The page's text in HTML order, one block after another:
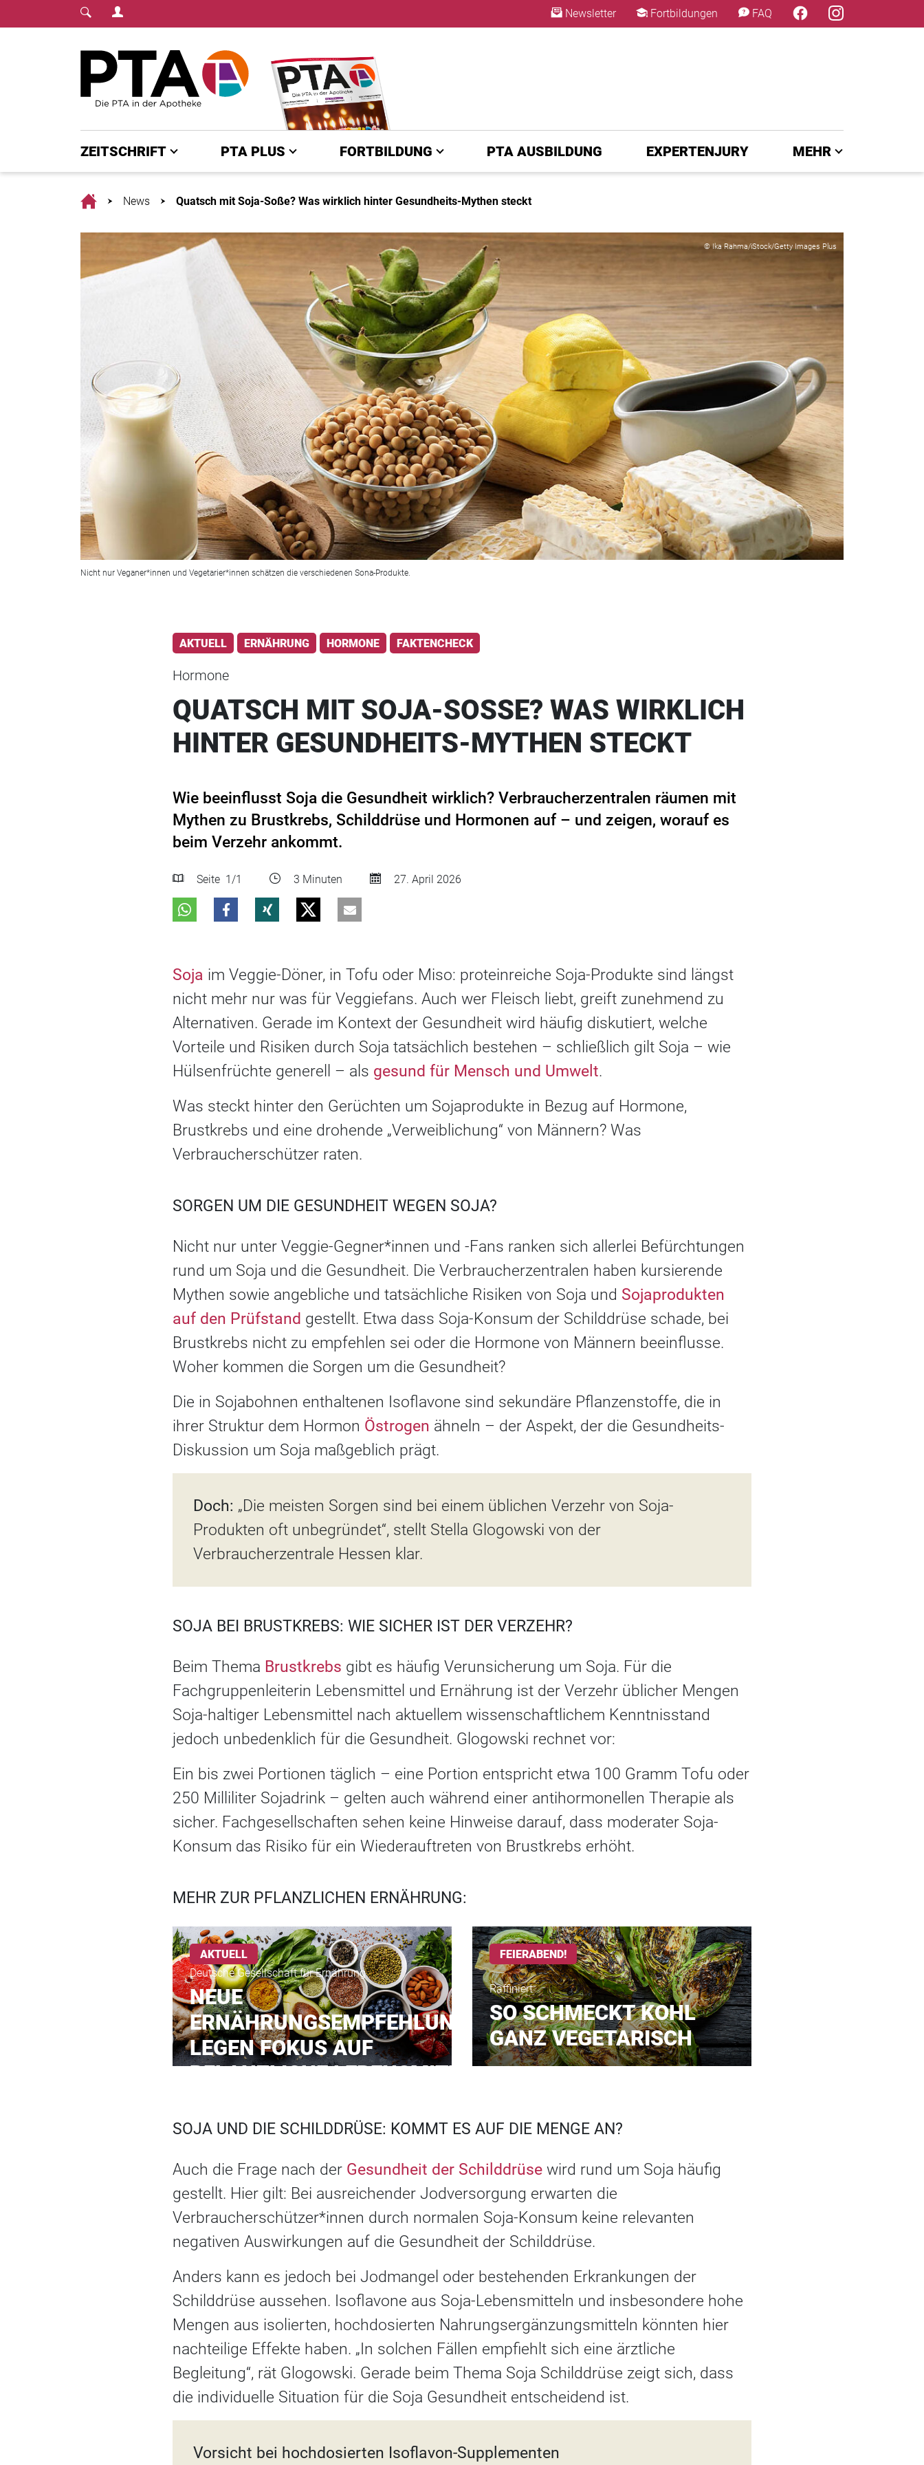
Login Menu Newsletter Fortbildungen FAQ
ZEITSCHRIFT PTA PLUS FORTBILDUNG PTA AUSBILDUNG EXPERTENJURY MEHR
HomeNews Quatsch mit Soja-Soße? Was wirklich hinter Gesundheits-Mythen steckt
© Ika Rahma/iStock/Getty Images Plus
Nicht nur Veganer*innen und Vegetarier*innen schätzen die verschiedenen Sona-Produkte.
AKTUELL ERNÄHRUNG HORMONE FAKTENCHECK
Hormone
QUATSCH MIT SOJA-SOSSE? WAS WIRKLICH
HINTER GESUNDHEITS-MYTHEN STECKT
Wie beeinflusst Soja die Gesundheit wirklich? Verbraucherzentralen räumen mit
Mythen zu Brustkrebs, Schilddrüse und Hormonen auf – und zeigen, worauf es
beim Verzehr ankommt.
Seite 1 /1 3 Minuten 27. April 2026
Soja im Veggie-Döner, in Tofu oder Miso: proteinreiche Soja-Produkte sind längst
nicht mehr nur was für Veggiefans. Auch wer Fleisch liebt, greift zunehmend zu
Alternativen. Gerade im Kontext der Gesundheit wird häufig diskutiert, welche
Vorteile und Risiken durch Soja tatsächlich bestehen – schließlich gilt Soja – wie
Hülsenfrüchte generell – als gesund für Mensch und Umwelt.
Was steckt hinter den Gerüchten um Sojaprodukte in Bezug auf Hormone,
Brustkrebs und eine drohende „Verweiblichung“ von Männern? Was
Verbraucherschützer raten.
SORGEN UM DIE GESUNDHEIT WEGEN SOJA?
Nicht nur unter Veggie-Gegner*innen und -Fans ranken sich allerlei Befürchtungen
rund um Soja und die Gesundheit. Die Verbraucherzentralen haben kursierende
Mythen sowie angebliche und tatsächliche Risiken von Soja und Sojaprodukten
auf den Prüfstand gestellt. Etwa dass Soja-Konsum der Schilddrüse schade, bei
Brustkrebs nicht zu empfehlen sei oder die Hormone von Männern beeinflusse.
Woher kommen die Sorgen um die Gesundheit?
Die in Sojabohnen enthaltenen Isoflavone sind sekundäre Pflanzenstoffe, die in
ihrer Struktur dem Hormon Östrogen ähneln – der Aspekt, der die Gesundheits-
Diskussion um Soja maßgeblich prägt.
Doch: „Die meisten Sorgen sind bei einem üblichen Verzehr von Soja-
Produkten oft unbegründet“, stellt Stella Glogowski von der
Verbraucherzentrale Hessen klar.
SOJA BEI BRUSTKREBS: WIE SICHER IST DER VERZEHR?
Beim Thema Brustkrebs gibt es häufig Verunsicherung um Soja. Für die
Fachgruppenleiterin Lebensmittel und Ernährung ist der Verzehr üblicher Mengen
Soja-haltiger Lebensmittel nach aktuellem wissenschaftlichem Kenntnisstand
jedoch unbedenklich für die Gesundheit. Glogowski rechnet vor:
Ein bis zwei Portionen täglich – eine Portion entspricht etwa 100 Gramm Tofu oder
250 Milliliter Sojadrink – gelten auch während einer antihormonellen Therapie als
sicher. Fachgesellschaften sehen keine Hinweise darauf, dass moderater Soja-
Konsum das Risiko für ein Wiederauftreten von Brustkrebs erhöht.
MEHR ZUR PFLANZLICHEN ERNÄHRUNG:
AKTUELL
Deutsche Gesellschaft für Ernährung
NEUE
ERNÄHRUNGSEMPFEHLUNGEN
LEGEN FOKUS AUF
PFLANZLICHE LEBENSMITTEL
FEIERABEND!
Raffiniert
SO SCHMECKT KOHL
GANZ VEGETARISCH
SOJA UND DIE SCHILDDRÜSE: KOMMT ES AUF DIE MENGE AN?
Auch die Frage nach der Gesundheit der Schilddrüse wird rund um Soja häufig
gestellt. Hier gilt: Bei ausreichender Jodversorgung erwarten die
Verbraucherschützer*innen durch normalen Soja-Konsum keine relevanten
negativen Auswirkungen auf die Gesundheit der Schilddrüse.
Anders kann es jedoch bei Jodmangel oder bestehenden Erkrankungen der
Schilddrüse aussehen. Isoflavone aus Soja-Lebensmitteln und insbesondere hohe
Mengen aus isolierten, hochdosierten Nahrungsergänzungsmitteln könnten hier
nachteilige Effekte haben. „In solchen Fällen empfiehlt sich eine ärztliche
Begleitung“, rät Glogowski. Gerade beim Thema Soja Schilddrüse zeigt sich, dass
die individuelle Situation für die Soja Gesundheit entscheidend ist.
Vorsicht bei hochdosierten Isoflavon-Supplementen
×